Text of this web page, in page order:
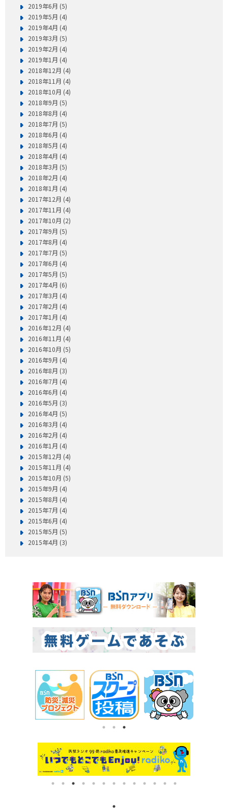
2019年6月 (5)
2019年5月 (4)
2019年4月 (4)
2019年3月 (5)
2019年2月 (4)
2019年1月 (4)
2018年12月 (4)
2018年11月 (4)
2018年10月 (4)
2018年9月 (5)
2018年8月 (4)
2018年7月 (5)
2018年6月 (4)
2018年5月 (4)
2018年4月 (4)
2018年3月 (5)
2018年2月 (4)
2018年1月 (4)
2017年12月 (4)
2017年11月 (4)
2017年10月 (2)
2017年9月 (5)
2017年8月 (4)
2017年7月 (5)
2017年6月 (4)
2017年5月 (5)
2017年4月 (6)
2017年3月 (4)
2017年2月 (4)
2017年1月 (4)
2016年12月 (4)
2016年11月 (4)
2016年10月 (5)
2016年9月 (4)
2016年8月 (3)
2016年7月 (4)
2016年6月 (4)
2016年5月 (3)
2016年4月 (5)
2016年3月 (4)
2016年2月 (4)
2016年1月 (4)
2015年12月 (4)
2015年11月 (4)
2015年10月 (5)
2015年9月 (4)
2015年8月 (4)
2015年7月 (4)
2015年6月 (4)
2015年5月 (5)
2015年4月 (3)